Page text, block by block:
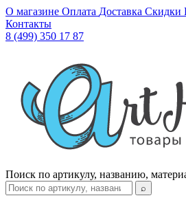
О магазине Оплата Доставка Скидки
Контакты
8 (499) 350 17 87
Поиск по артикулу, названию,
⌕